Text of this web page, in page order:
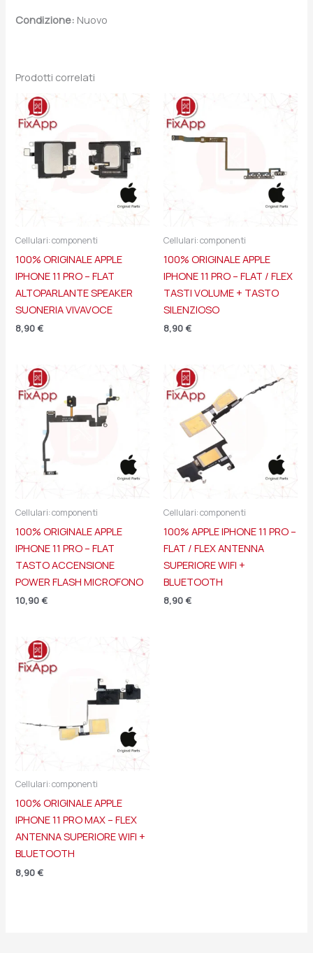
Condizione: Nuovo
Prodotti correlati
Cellulari: componenti
100% ORIGINALE APPLE
IPHONE 11 PRO – FLAT
ALTOPARLANTE SPEAKER
SUONERIA VIVAVOCE
8,90 €
Cellulari: componenti
100% ORIGINALE APPLE
IPHONE 11 PRO – FLAT / FLEX
TASTI VOLUME + TASTO
SILENZIOSO
8,90 €
Cellulari: componenti
100% ORIGINALE APPLE
IPHONE 11 PRO – FLAT
TASTO ACCENSIONE
POWER FLASH MICROFONO
10,90 €
Cellulari: componenti
100% APPLE IPHONE 11 PRO –
FLAT / FLEX ANTENNA
SUPERIORE WIFI +
BLUETOOTH
8,90 €
Cellulari: componenti
100% ORIGINALE APPLE
IPHONE 11 PRO MAX – FLEX
ANTENNA SUPERIORE WIFI +
BLUETOOTH
8,90 €